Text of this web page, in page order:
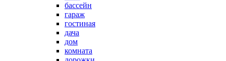
бассейн
гараж
гостиная
дача
дом
комната